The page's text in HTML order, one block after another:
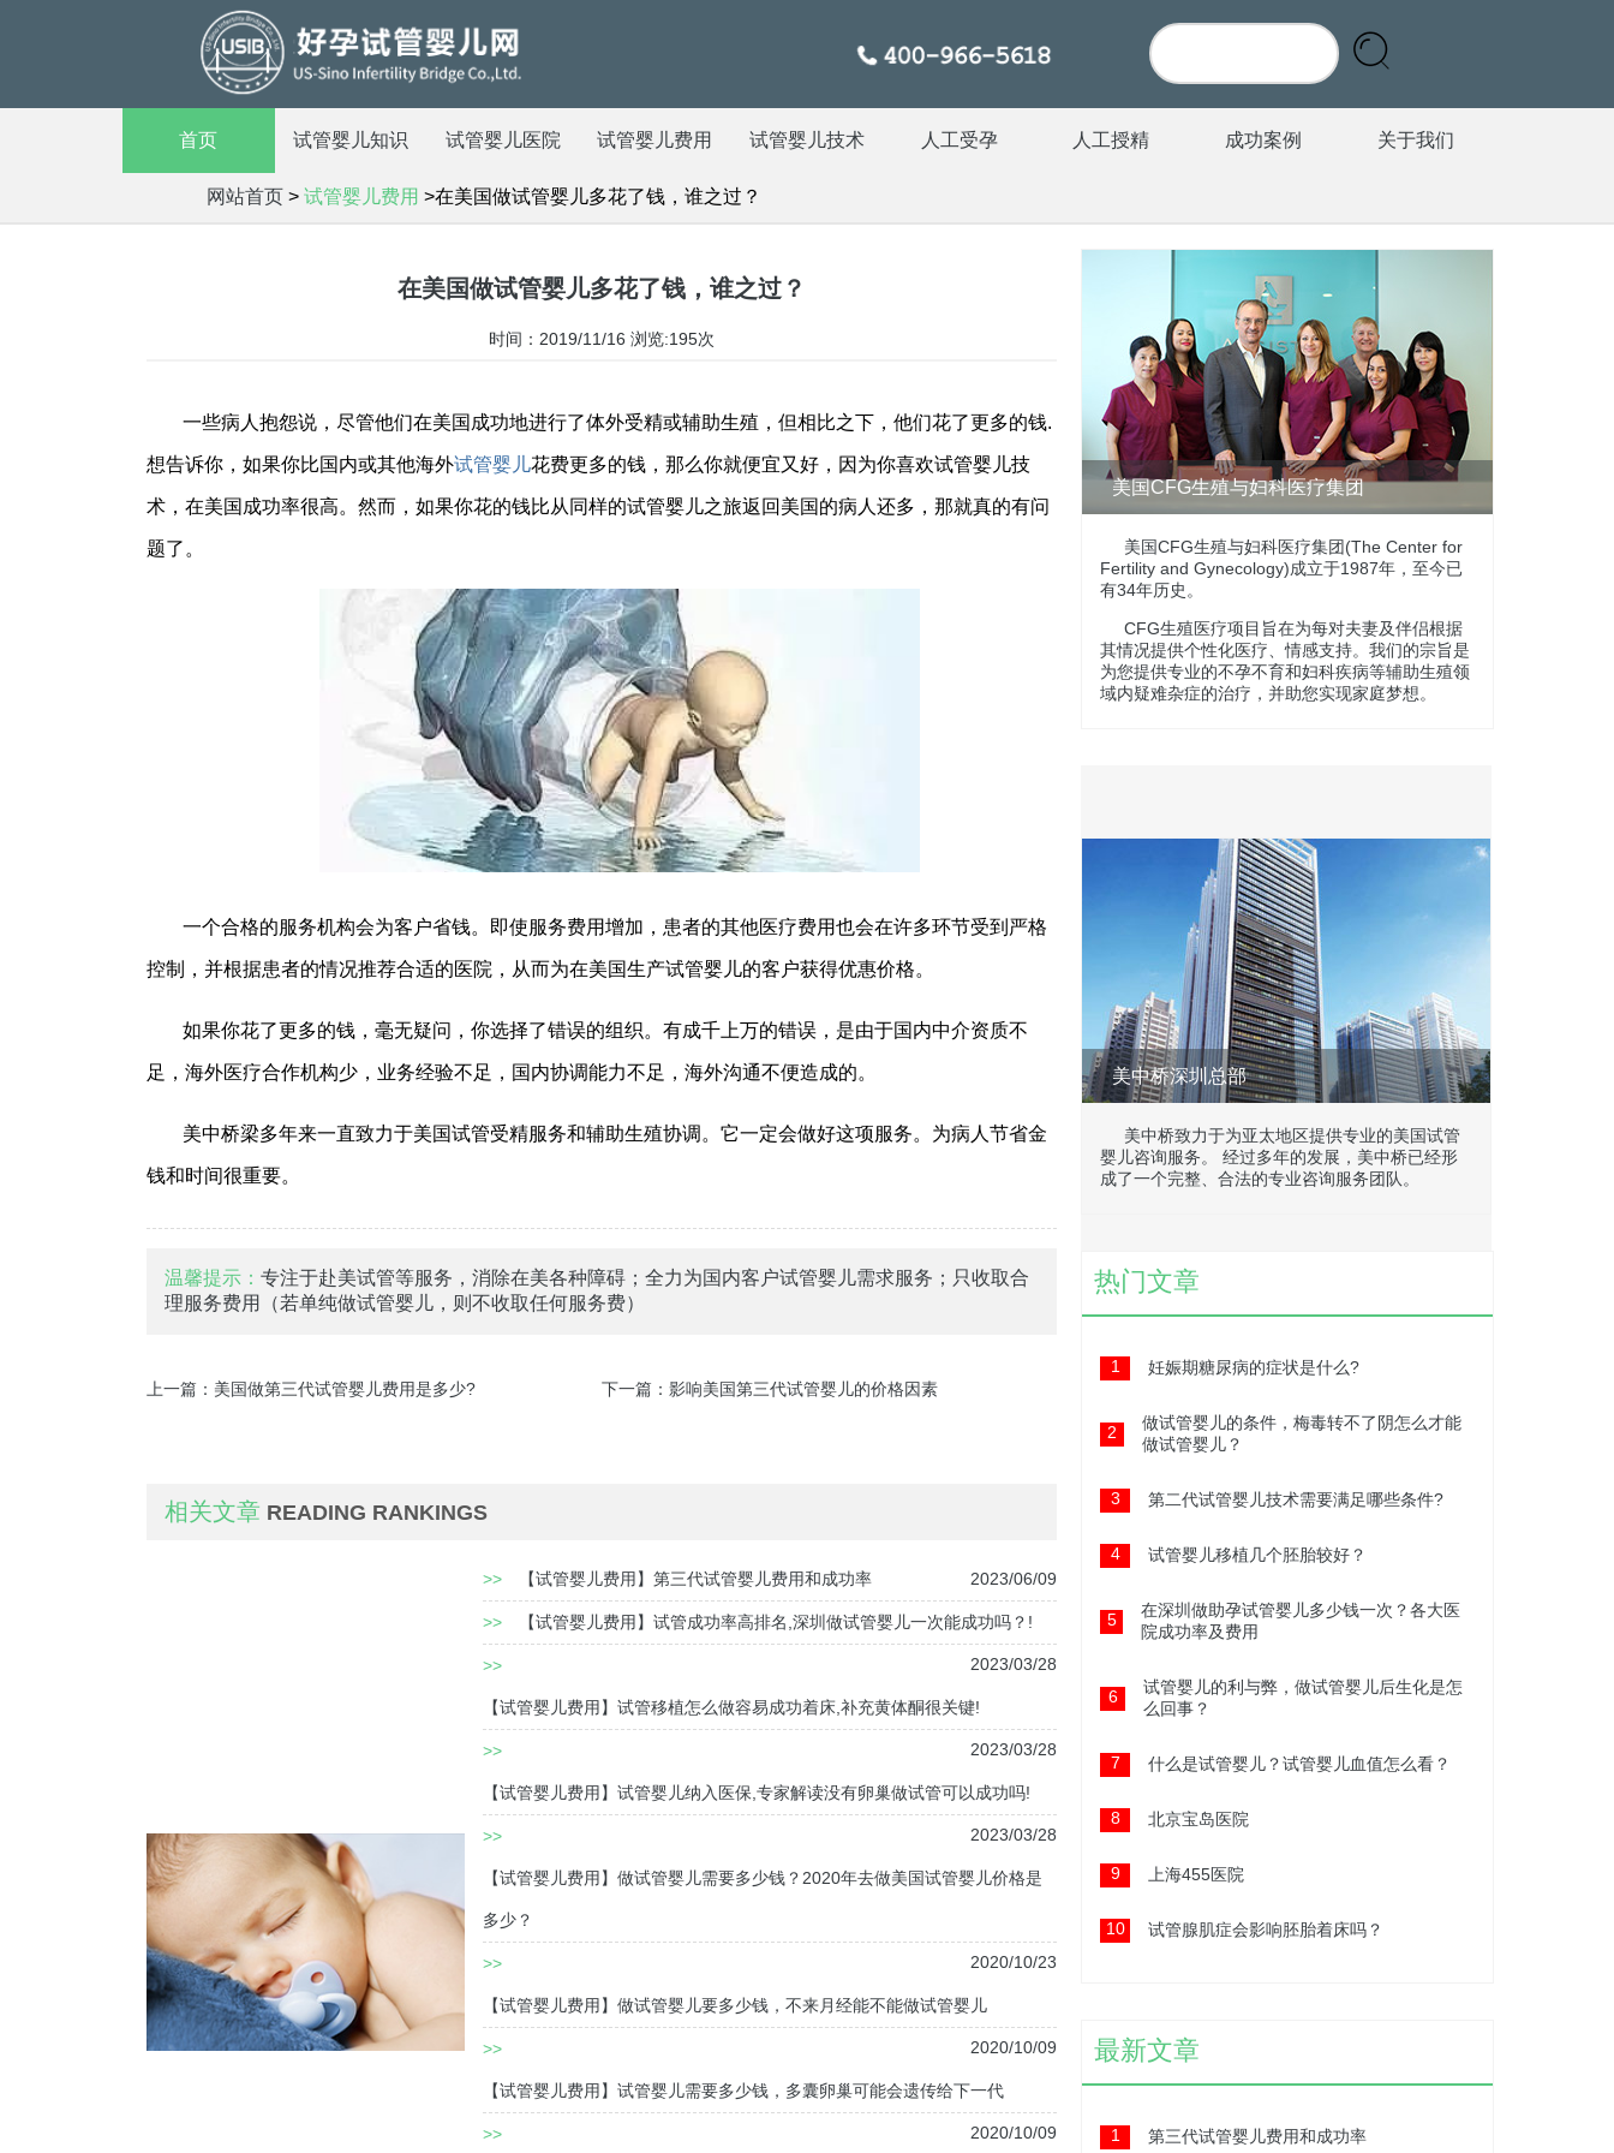
首页 试管婴儿知识 试管婴儿医院 试管婴儿费用 试管婴儿技术 人工受孕 人工授精 成功案例 关于我们
网站首页 > 试管婴儿费用 >在美国做试管婴儿多花了钱，谁之过？
在美国做试管婴儿多花了钱，谁之过？
时间：2019/11/16 浏览:195次
一些病人抱怨说，尽管他们在美国成功地进行了体外受精或辅助生殖，但相比之下，他们花了更多的钱.
想告诉你，如果你比国内或其他海外试管婴儿花费更多的钱，那么你就便宜又好，因为你喜欢试管婴儿技
术，在美国成功率很高。然而，如果你花的钱比从同样的试管婴儿之旅返回美国的病人还多，那就真的有问
题了。
一个合格的服务机构会为客户省钱。即使服务费用增加，患者的其他医疗费用也会在许多环节受到严格
控制，并根据患者的情况推荐合适的医院，从而为在美国生产试管婴儿的客户获得优惠价格。
如果你花了更多的钱，毫无疑问，你选择了错误的组织。有成千上万的错误，是由于国内中介资质不
足，海外医疗合作机构少，业务经验不足，国内协调能力不足，海外沟通不便造成的。
美中桥梁多年来一直致力于美国试管受精服务和辅助生殖协调。它一定会做好这项服务。为病人节省金
钱和时间很重要。
温馨提示： 专注于赴美试管等服务，消除在美各种障碍；全力为国内客户试管婴儿需求服务；只收取合
理服务费用（若单纯做试管婴儿，则不收取任何服务费）
上一篇： 美国做第三代试管婴儿费用是多少? 下一篇： 影响美国第三代试管婴儿的价格因素
相关文章 READING RANKINGS
>> 【试管婴儿费用】第三代试管婴儿费用和成功率 2023/06/09
>> 【试管婴儿费用】试管成功率高排名,深圳做试管婴儿一次能成功吗？!
2023/03/28
>>
【试管婴儿费用】试管移植怎么做容易成功着床,补充黄体酮很关键!
2023/03/28
>>
【试管婴儿费用】试管婴儿纳入医保,专家解读没有卵巢做试管可以成功吗!
2023/03/28
>>
【试管婴儿费用】做试管婴儿需要多少钱？2020年去做美国试管婴儿价格是
多少？
2020/10/23
>>
【试管婴儿费用】做试管婴儿要多少钱，不来月经能不能做试管婴儿
2020/10/09
>>
【试管婴儿费用】试管婴儿需要多少钱，多囊卵巢可能会遗传给下一代
2020/10/09
>>
美国CFG生殖与妇科医疗集团
美国CFG生殖与妇科医疗集团(The Center for
Fertility and Gynecology)成立于1987年，至今已
有34年历史。
CFG生殖医疗项目旨在为每对夫妻及伴侣根据
其情况提供个性化医疗、情感支持。我们的宗旨是
为您提供专业的不孕不育和妇科疾病等辅助生殖领
域内疑难杂症的治疗，并助您实现家庭梦想。
美中桥深圳总部
美中桥致力于为亚太地区提供专业的美国试管
婴儿咨询服务。 经过多年的发展，美中桥已经形
成了一个完整、合法的专业咨询服务团队。
热门文章
1 妊娠期糖尿病的症状是什么?
2
做试管婴儿的条件，梅毒转不了阴怎么才能
做试管婴儿？
3 第二代试管婴儿技术需要满足哪些条件?
4 试管婴儿移植几个胚胎较好？
5
在深圳做助孕试管婴儿多少钱一次？各大医
院成功率及费用
6
试管婴儿的利与弊，做试管婴儿后生化是怎
么回事？
7 什么是试管婴儿？试管婴儿血值怎么看？
8 北京宝岛医院
9 上海455医院
10 试管腺肌症会影响胚胎着床吗？
最新文章
1 第三代试管婴儿费用和成功率